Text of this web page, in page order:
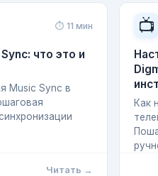
⏱ 11 мин
что это и
Music Sync в
Читать →
📺
Как